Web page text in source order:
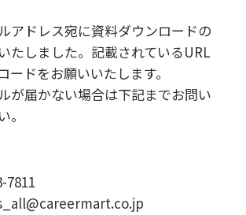
アドレス宛に資料ダウンロードの
たしました。記載されているURL
ードをお願いいたします。
が届かない場合は下記までお問い
。
7811